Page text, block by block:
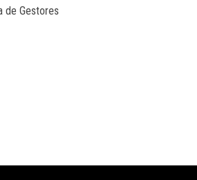
de Gestores